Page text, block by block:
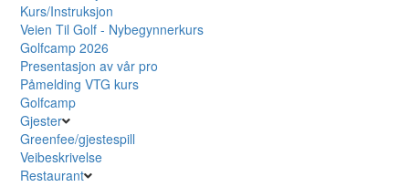
Kurs/Instruksjon
Veien Til Golf - Nybegynnerkurs
Golfcamp 2026
Presentasjon av vår pro
Påmelding VTG kurs
Golfcamp
Gjester
Greenfee/gjestespill
Veibeskrivelse
Restaurant